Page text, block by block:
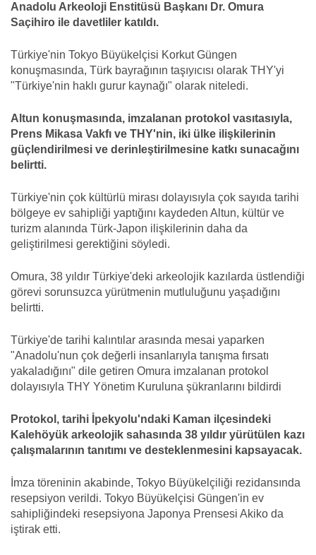
Anadolu Arkeoloji Enstitüsü Başkanı Dr. Omura
Saçihiro ile davetliler katıldı.
Türkiye'nin Tokyo Büyükelçisi Korkut Güngen
konuşmasında, Türk bayrağının taşıyıcısı olarak THY'yi
"Türkiye'nin haklı gurur kaynağı" olarak niteledi.
Altun konuşmasında, imzalanan protokol vasıtasıyla,
Prens Mikasa Vakfı ve THY'nin, iki ülke ilişkilerinin
güçlendirilmesi ve derinleştirilmesine katkı sunacağını
belirtti.
Türkiye'nin çok kültürlü mirası dolayısıyla çok sayıda tarihi
bölgeye ev sahipliği yaptığını kaydeden Altun, kültür ve
turizm alanında Türk-Japon ilişkilerinin daha da
geliştirilmesi gerektiğini söyledi.
Omura, 38 yıldır Türkiye'deki arkeolojik kazılarda üstlendiği
görevi sorunsuzca yürütmenin mutluluğunu yaşadığını
belirtti.
Türkiye'de tarihi kalıntılar arasında mesai yaparken
"Anadolu'nun çok değerli insanlarıyla tanışma fırsatı
yakaladığını" dile getiren Omura imzalanan protokol
dolayısıyla THY Yönetim Kuruluna şükranlarını bildirdi
Protokol, tarihi İpekyolu'ndaki Kaman ilçesindeki
Kalehöyük arkeolojik sahasında 38 yıldır yürütülen kazı
çalışmalarının tanıtımı ve desteklenmesini kapsayacak.
İmza töreninin akabinde, Tokyo Büyükelçiliği rezidansında
resepsiyon verildi. Tokyo Büyükelçisi Güngen'in ev
sahipliğindeki resepsiyona Japonya Prensesi Akiko da
iştirak etti.